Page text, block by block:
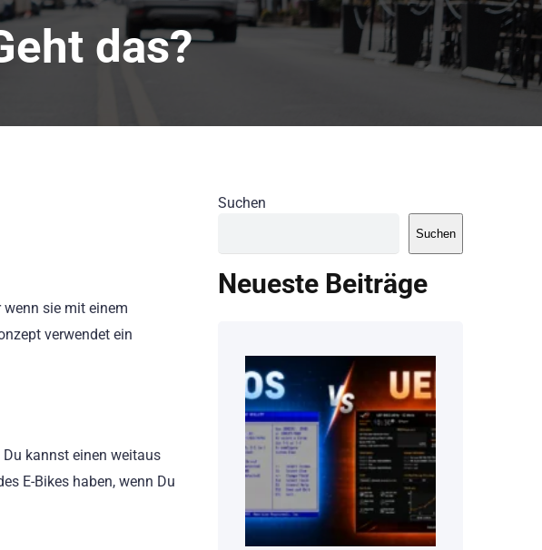
das?
wenn sie mit einem
verwendet ein
Du kannst einen weitaus
E-Bikes haben, wenn Du
Suchen
Suchen
Neueste Beiträge